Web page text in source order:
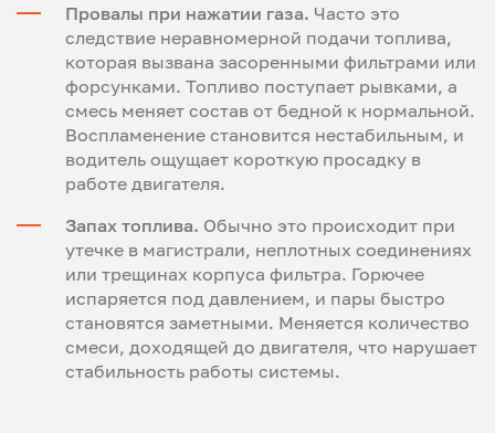
Провалы при нажатии газа. Часто это
следствие неравномерной подачи топлива,
которая вызвана засоренными фильтрами или
форсунками. Топливо поступает рывками, а
смесь меняет состав от бедной к нормальной.
Воспламенение становится нестабильным, и
водитель ощущает короткую просадку в
работе двигателя.
Запах топлива. Обычно это происходит при
утечке в магистрали, неплотных соединениях
или трещинах корпуса фильтра. Горючее
испаряется под давлением, и пары быстро
становятся заметными. Меняется количество
смеси, доходящей до двигателя, что нарушает
стабильность работы системы.